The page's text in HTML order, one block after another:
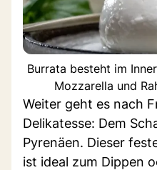
Burrata besteht im
Mozzarella und
Weiter geht es nach
Delikatesse: Dem
Pyrenäen. Dieser
ist ideal zum Dippen